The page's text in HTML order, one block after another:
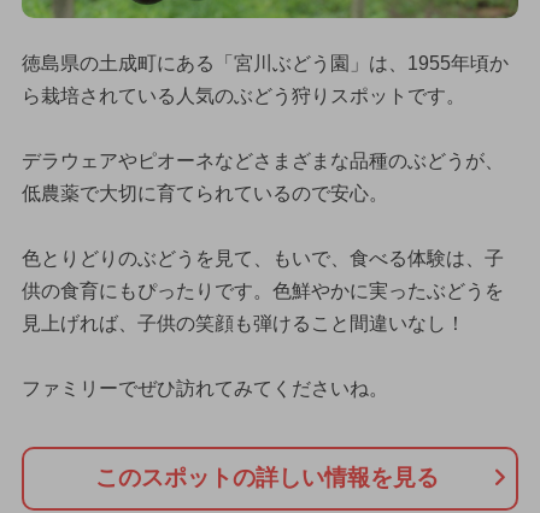
徳島県の土成町にある「宮川ぶどう園」は、1955年頃か
ら栽培されている人気のぶどう狩りスポットです。
デラウェアやピオーネなどさまざまな品種のぶどうが、
低農薬で大切に育てられているので安心。
色とりどりのぶどうを見て、もいで、食べる体験は、子
供の食育にもぴったりです。色鮮やかに実ったぶどうを
見上げれば、子供の笑顔も弾けること間違いなし！
ファミリーでぜひ訪れてみてくださいね。
このスポットの詳しい情報を見る